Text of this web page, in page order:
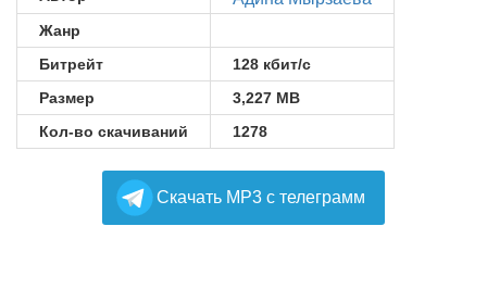
Жанр
Битрейт
128 кбит/с
Размер
3,227 MB
Кол-во скачиваний
1278
Cкачать MP3 с телеграмм